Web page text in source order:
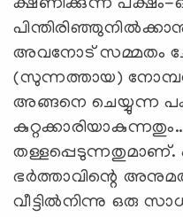
ക്ഷണിക്കുന്ന പക്ഷം-
അവനോട് സമ്മതം
(സുന്നത്തായ)
അങ്ങനെ ചെയ്യുന്ന
തള്ളപ്പെടുന്നതുമാണ്.
ഭര്‍ത്താവിന്റെ
വീട്ടില്‍നിന്നു ഒരു